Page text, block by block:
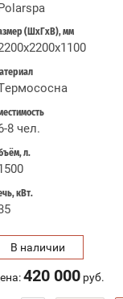
(ШхГхВ), мм
8 чел.
л.
кВт.
В наличии
420 000 руб.